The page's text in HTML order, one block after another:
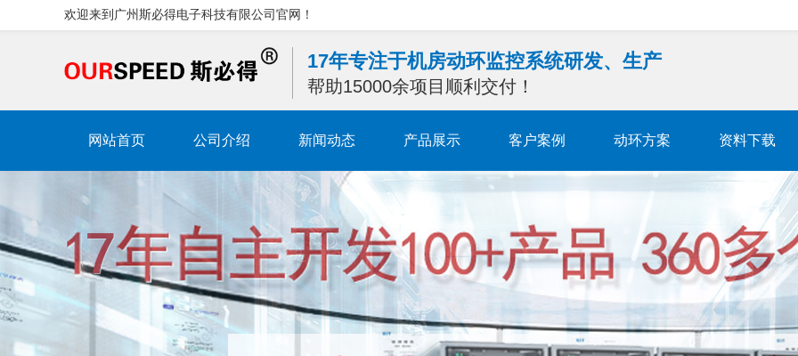
欢迎来到广州斯必得电子科技有限公司官网！
17年专注于机房动环监控系统研发、生产
帮助15000余项目顺利交付！
网站首页 公司介绍 新闻动态 产品展示 客户案例 动环方案 资料下载